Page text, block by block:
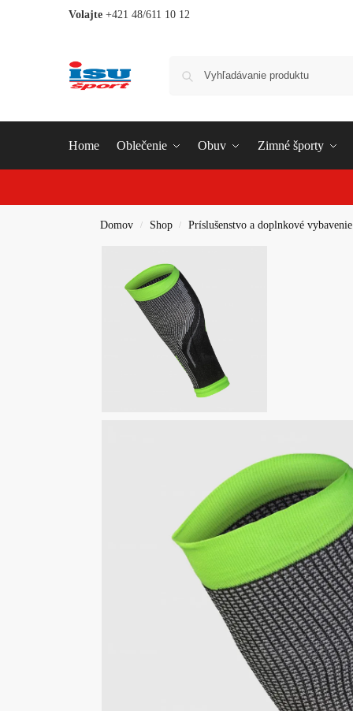
Volajte +421 48/611 10 12
Home Oblečenie Obuv Zimné športy
Domov / Shop / Príslušenstvo a doplnkové vybavenie